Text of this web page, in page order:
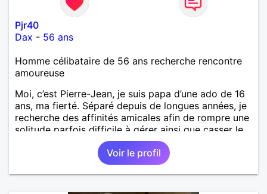
Pjr40
Dax - 56 ans
Homme célibataire de 56 ans recherche rencontre
amoureuse
Moi, c’est Pierre-Jean, je suis papa d’une ado de 16
ans, ma fierté. Séparé depuis de longues années, je
recherche des affinités amicales afin de rompre une
solitude parfois difficile à gérer ainsi que casser le
vague à l’âme. L’amitié reste extrêmement
importante à mes yeux mais peut se décliner en des
sentiments plus puissants. « Le temps fera son
œuvre » disait Arthur Schopenhauer, philosophe
Voir le profil